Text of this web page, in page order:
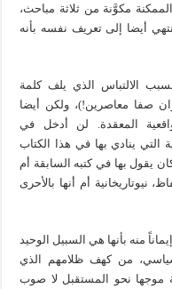
مكوَّنة من ثلاثة مباحث،
والفن والتاريخانية12، لينتهي أيضا إلى تعريف نفسه بأنه
الالتباس الذي يلف كلمة
صفا معاصرين!)، ولكن أيضا
المعقدة. لن أدخل في
التي ينادي بها في هذا الكتاب
يقول بها في كتبه السابقة أم
نيوتاريخانية أم أنها بالأحرى
منه بأنها هي السبيل الوحيد
من كهف ظلامهم الذي
موجها نحو المستقبل لا صوب